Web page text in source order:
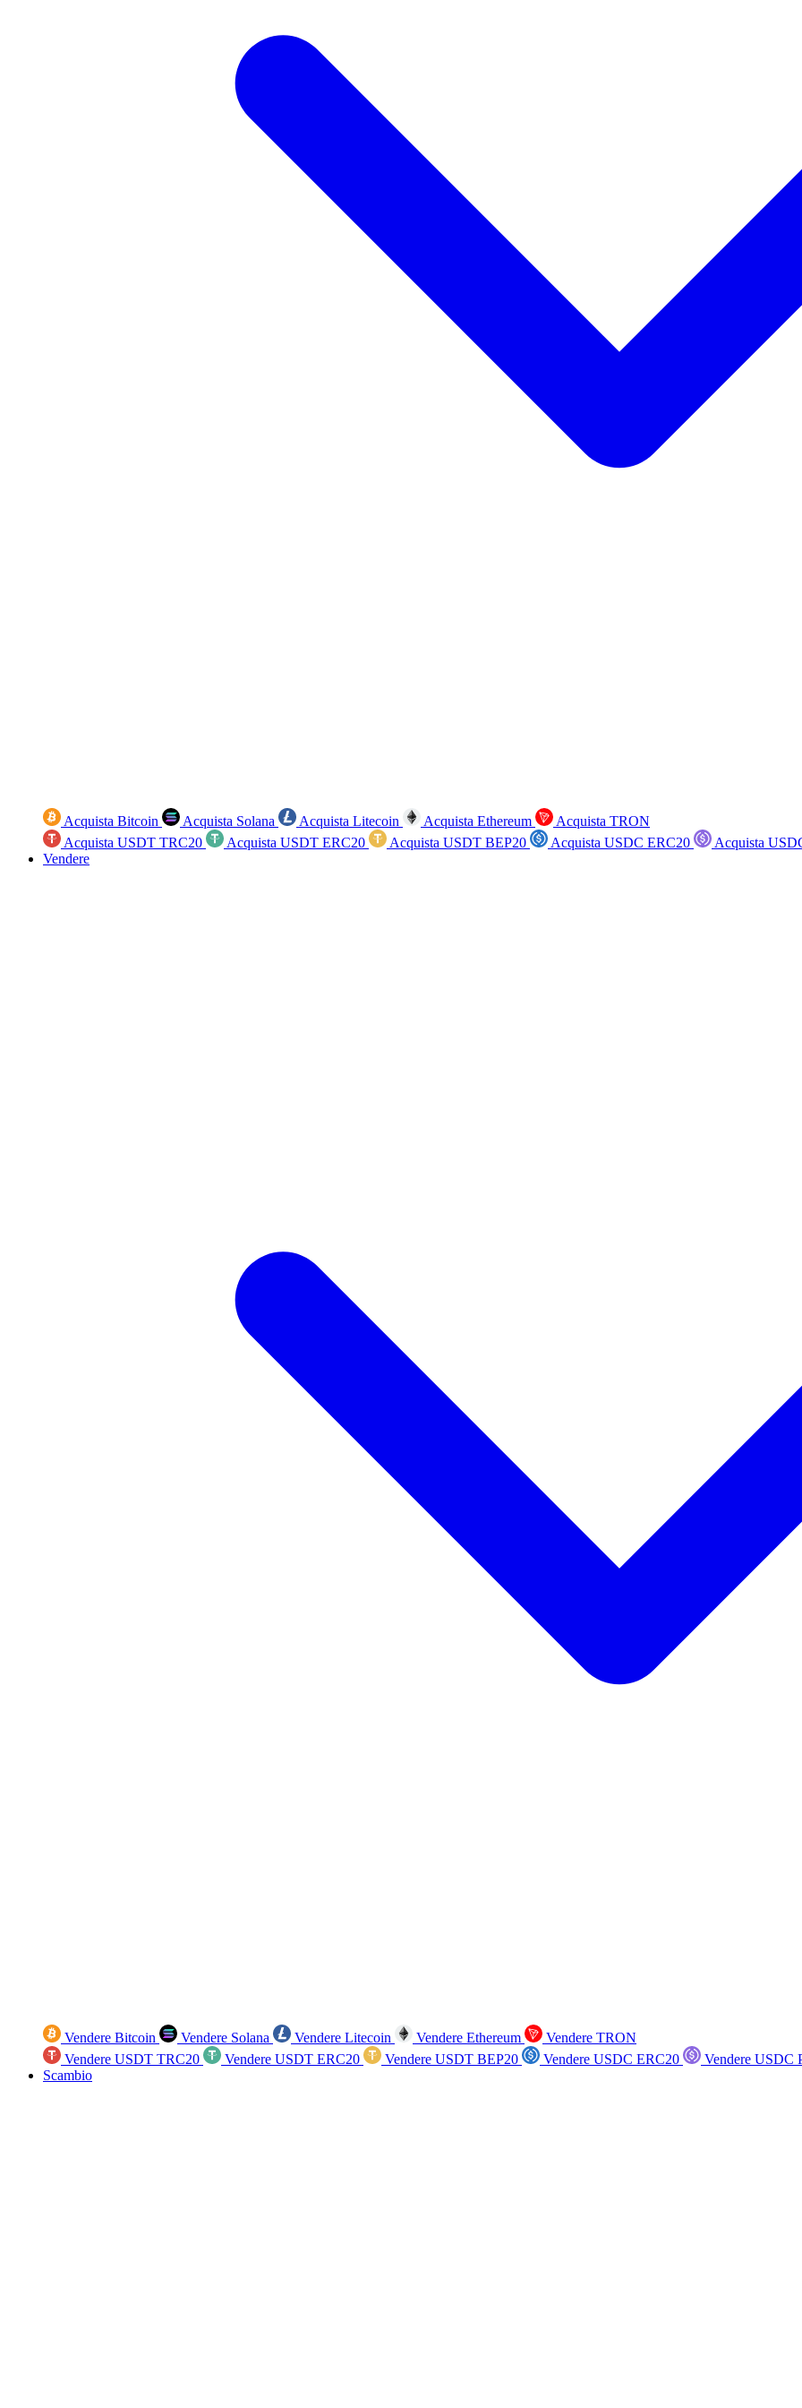
Acquista Bitcoin Acquista Solana Acquista Litecoin Acquista Ethereum
Acquista TRON
Acquista USDT TRC20
Acquista USDT ERC20 Acquista USDT BEP20 Acquista USDC ERC20
Acquista
Vendere
Vendere Bitcoin Vendere Solana Vendere Litecoin Vendere Ethereum
Vendere TRON
Vendere USDT TRC20
Vendere USDT ERC20 Vendere USDT BEP20 Vendere USDC ERC20
Vendere USDC
Scambio